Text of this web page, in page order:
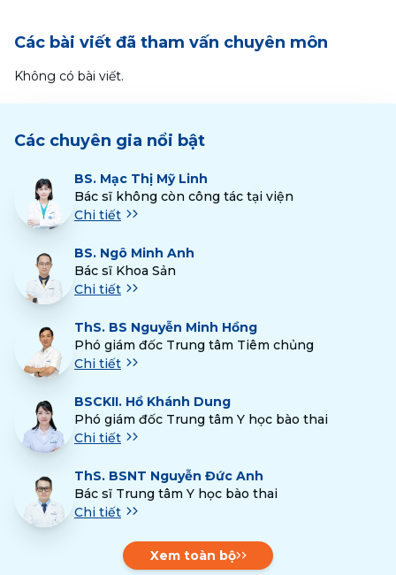
Các bài viết đã tham vấn chuyên môn
Không có bài viết.
Các chuyên gia nổi bật
BS. Mạc Thị Mỹ Linh
Bác sĩ không còn công tác tại viện
Chi tiết
BS. Ngô Minh Anh
Bác sĩ Khoa Sản
Chi tiết
ThS. BS Nguyễn Minh Hồng
Phó giám đốc Trung tâm Tiêm chủng
Chi tiết
BSCKII. Hồ Khánh Dung
Phó giám đốc Trung tâm Y học bào thai
Chi tiết
ThS. BSNT Nguyễn Đức Anh
Bác sĩ Trung tâm Y học bào thai
Chi tiết
Xem toàn bộ